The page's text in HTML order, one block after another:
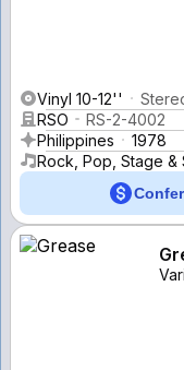
Vinyl 10-12''
RSO
RS-2-4002
Philippines
1978
Rock, Pop, Stage &